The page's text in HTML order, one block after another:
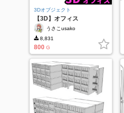
3Dオブジェクト
【3D】オフィス
うさこusako
8,831
800 G